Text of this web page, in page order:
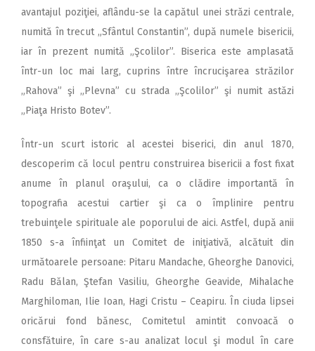
avantajul poziţiei, aflându-se la capătul unei străzi centrale,
numită în trecut „Sfântul Constantin”, după numele bisericii,
iar în prezent numită „Şcolilor”. Biserica este amplasată
într-un loc mai larg, cuprins între încrucişarea străzilor
„Rahova” şi „Plevna” cu strada „Şcolilor” şi numit astăzi
„Piaţa Hristo Botev”.
Într-un scurt istoric al acestei biserici, din anul 1870,
descoperim că locul pentru construirea bisericii a fost fixat
anume în planul oraşului, ca o clădire importantă în
topografia acestui cartier şi ca o împlinire pentru
trebuinţele spirituale ale poporului de aici. Astfel, după anii
1850 s-a înfiinţat un Comitet de iniţiativă, alcătuit din
următoarele persoane: Pitaru Mandache, Gheorghe Danovici,
Radu Bălan, Ştefan Vasiliu, Gheorghe Geavide, Mihalache
Marghiloman, Ilie Ioan, Hagi Cristu – Ceapiru. În ciuda lipsei
oricărui fond bănesc, Comitetul amintit convoacă o
consfătuire, în care s-au analizat locul şi modul în care